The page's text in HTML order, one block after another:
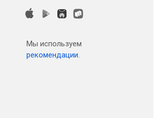
Мы используем
рекомендации.